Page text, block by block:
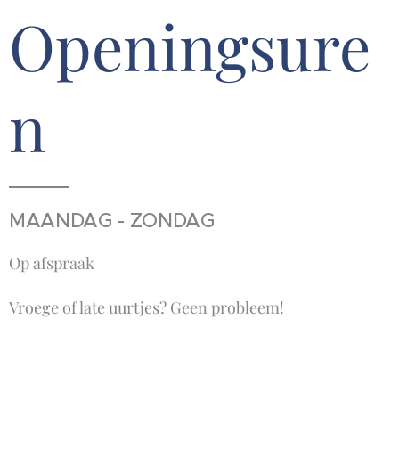
Openingsure
n
MAANDAG - ZONDAG
Op afspraak
Vroege of late uurtjes? Geen probleem!